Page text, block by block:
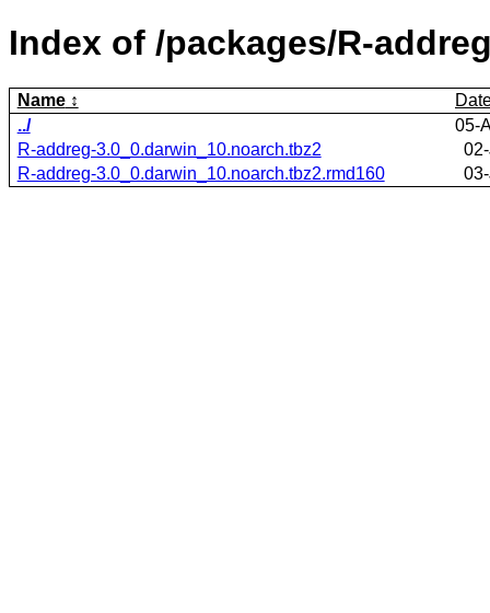
Index of /packages/R-
Name
../
05-
R-addreg-3.0_0.darwin_10.noarch.tbz2
R-addreg-3.0_0.darwin_10.noarch.tbz2.rmd160